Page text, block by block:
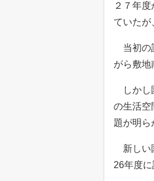
２７年
ていたが
当初の
がら敷地
しかし
の生活空
題が明ら
新しい
26年度